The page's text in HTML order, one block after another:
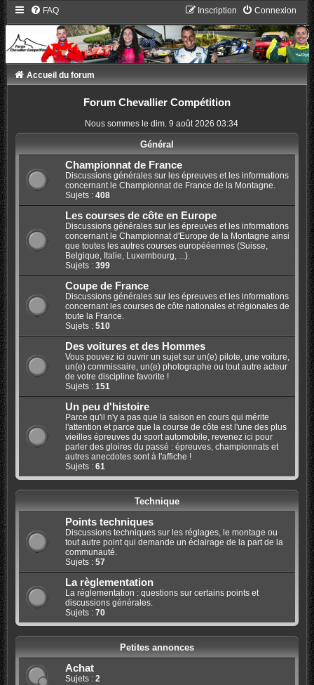
FAQ Connexion
Inscription
Accueil du forum
Forum Chevallier Compétition
Nous sommes le dim. 9 août 2026 03:34
Général
Championnat de France
Discussions générales sur les épreuves et les informations
concernant le Championnat de France de la Montagne.
Sujets : 408
Les courses de côte en Europe
Discussions générales sur les épreuves et les informations
concernant le Championnat d'Europe de la Montagne ainsi
que toutes les autres courses europééennes (Suisse,
Belgique, Italie, Luxembourg, ...).
Sujets : 399
Coupe de France
Discussions générales sur les épreuves et les informations
concernant les courses de côte nationales et régionales de
toute la France.
Sujets : 510
Des voitures et des Hommes
Vous pouvez ici ouvrir un sujet sur un(e) pilote, une voiture,
un(e) commissaire, un(e) photographe ou tout autre acteur
de votre discipline favorite !
Sujets : 151
Un peu d'histoire
Parce qu'il n'y a pas que la saison en cours qui mérite
l'attention et parce que la course de côte est l'une des plus
vieilles épreuves du sport automobile, revenez ici pour
parler des gloires du passé : épreuves, championnats et
autres anecdotes sont à l'affiche !
Sujets : 61
Technique
Points techniques
Discussions techniques sur les réglages, le montage ou
tout autre point qui demande un éclairage de la part de la
communauté.
Sujets : 57
La règlementation
La réglementation : questions sur certains points et
discussions générales.
Sujets : 70
Petites annonces
Achat
Sujets : 2